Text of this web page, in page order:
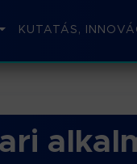
KUTATÁS,